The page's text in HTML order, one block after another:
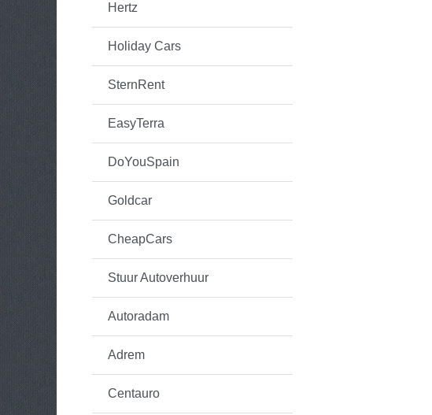
Hertz
Holiday Cars
SternRent
EasyTerra
DoYouSpain
Goldcar
CheapCars
Stuur Autoverhuur
Autoradam
Adrem
Centauro